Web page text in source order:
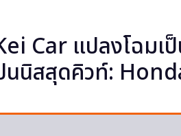
Car แปลงโฉมเ
นนิสสุดคิวท์: